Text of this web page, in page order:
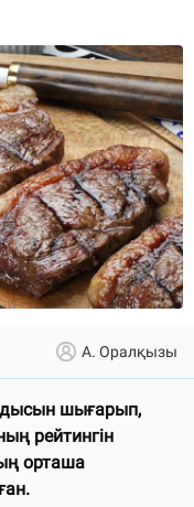
А. Оралқызы
шығарып,
рейтингін
орташа